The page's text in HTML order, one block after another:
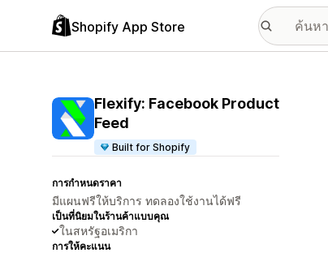
Shopify App Store
Flexify: Facebook Product
Feed
Built for Shopify
การกำหนดราคา
มีแผนฟรีให้บริการ ทดลองใช้งานได้ฟรี
เป็นที่นิยมในร้านค้าแบบคุณ
ในสหรัฐอเมริกา
การให้คะแนน